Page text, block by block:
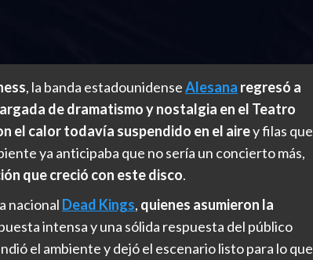
, la banda estadounidenseAlesana regresó a
de dramatismo y nostalgia en el Teatro
el calor todavía suspendido en el airey filas que
ya anticipaba que no sería un concierto más,
que creció con este disco.
nacional Dead Kings, quienes asumieron la
intensa y una sólida respuesta del público
el ambiente y dejó el escenario listo para lo que